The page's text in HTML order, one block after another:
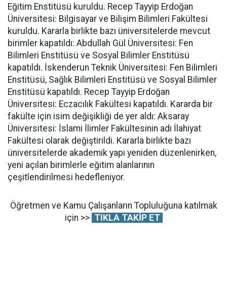
Eğitim Enstitüsü kuruldu. Recep Tayyip Erdoğan
Üniversitesi: Bilgisayar ve Bilişim Bilimleri Fakültesi
kuruldu. Kararla birlikte bazı üniversitelerde mevcut
birimler kapatıldı: Abdullah Gül Üniversitesi: Fen
Bilimleri Enstitüsü ve Sosyal Bilimler Enstitüsü
kapatıldı. İskenderun Teknik Üniversitesi: Fen Bilimleri
Enstitüsü, Sağlık Bilimleri Enstitüsü ve Sosyal Bilimler
Enstitüsü kapatıldı. Recep Tayyip Erdoğan
Üniversitesi: Eczacılık Fakültesi kapatıldı. Kararda bir
fakülte için isim değişikliği de yer aldı: Aksaray
Üniversitesi: İslami İlimler Fakültesinin adı İlahiyat
Fakültesi olarak değiştirildi. Kararla birlikte bazı
üniversitelerde akademik yapı yeniden düzenlenirken,
yeni açılan birimlerle eğitim alanlarının
çeşitlendirilmesi hedefleniyor.
Öğretmen ve Kamu Çalışanların Topluluğuna katılmak
için >> TIKLA TAKİP ET